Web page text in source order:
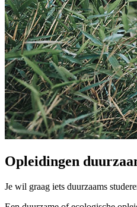
Opleidingen
Je wil graag iets duurzaams